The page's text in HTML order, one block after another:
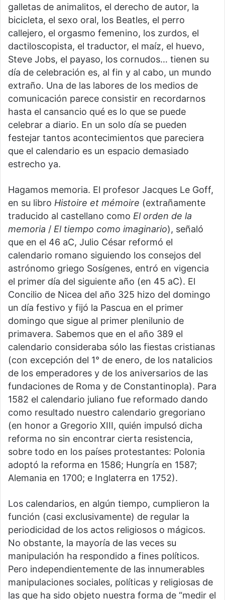
galletas de animalitos, el derecho de autor, la
bicicleta, el sexo oral, los Beatles, el perro
callejero, el orgasmo femenino, los zurdos, el
dactiloscopista, el traductor, el maíz, el huevo,
Steve Jobs, el payaso, los cornudos… tienen su
día de celebración es, al fin y al cabo, un mundo
extraño. Una de las labores de los medios de
comunicación parece consistir en recordarnos
hasta el cansancio qué es lo que se puede
celebrar a diario. En un solo día se pueden
festejar tantos acontecimientos que pareciera
que el calendario es un espacio demasiado
estrecho ya.
Hagamos memoria. El profesor Jacques Le Goff,
en su libro Histoire et mémoire (extrañamente
traducido al castellano como El orden de la
memoria / El tiempo como imaginario), señaló
que en el 46 aC, Julio César reformó el
calendario romano siguiendo los consejos del
astrónomo griego Sosígenes, entró en vigencia
el primer día del siguiente año (en 45 aC). El
Concilio de Nicea del año 325 hizo del domingo
un día festivo y fijó la Pascua en el primer
domingo que sigue al primer plenilunio de
primavera. Sabemos que en el año 389 el
calendario consideraba sólo las fiestas cristianas
(con excepción del 1° de enero, de los natalicios
de los emperadores y de los aniversarios de las
fundaciones de Roma y de Constantinopla). Para
1582 el calendario juliano fue reformado dando
como resultado nuestro calendario gregoriano
(en honor a Gregorio XIII, quién impulsó dicha
reforma no sin encontrar cierta resistencia,
sobre todo en los países protestantes: Polonia
adoptó la reforma en 1586; Hungría en 1587;
Alemania en 1700; e Inglaterra en 1752).
Los calendarios, en algún tiempo, cumplieron la
función (casi exclusivamente) de regular la
periodicidad de los actos religiosos o mágicos.
No obstante, la mayoría de las veces su
manipulación ha respondido a fines políticos.
Pero independientemente de las innumerables
manipulaciones sociales, políticas y religiosas de
las que ha sido objeto nuestra forma de “medir el